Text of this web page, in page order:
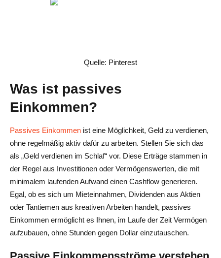
Quelle: Pinterest
Was ist passives
Einkommen?
Passives Einkommen ist eine Möglichkeit, Geld zu verdienen,
ohne regelmäßig aktiv dafür zu arbeiten. Stellen Sie sich das
als „Geld verdienen im Schlaf“ vor. Diese Erträge stammen in
der Regel aus Investitionen oder Vermögenswerten, die mit
minimalem laufenden Aufwand einen Cashflow generieren.
Egal, ob es sich um Mieteinnahmen, Dividenden aus Aktien
oder Tantiemen aus kreativen Arbeiten handelt, passives
Einkommen ermöglicht es Ihnen, im Laufe der Zeit Vermögen
aufzubauen, ohne Stunden gegen Dollar einzutauschen.